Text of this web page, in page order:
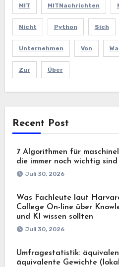
MIT MITNachrichten
Nicht Python Sich
Unternehmen Von
Zur Über
Recent Post
7 Algorithmen für
die immer noch wichtig sind
Juli 30, 2026
Was Fachleute laut
College On-line über
und KI wissen sollten
Juli 30, 2026
Umfragestatistik:
äquivalente Gewichte